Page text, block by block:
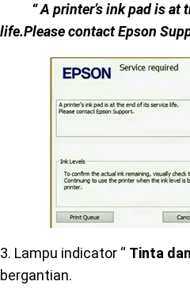
“ A printer’s ink pad is at
life.Please contact Epson
3. Lampu indicator “ Tinta
bergantian.